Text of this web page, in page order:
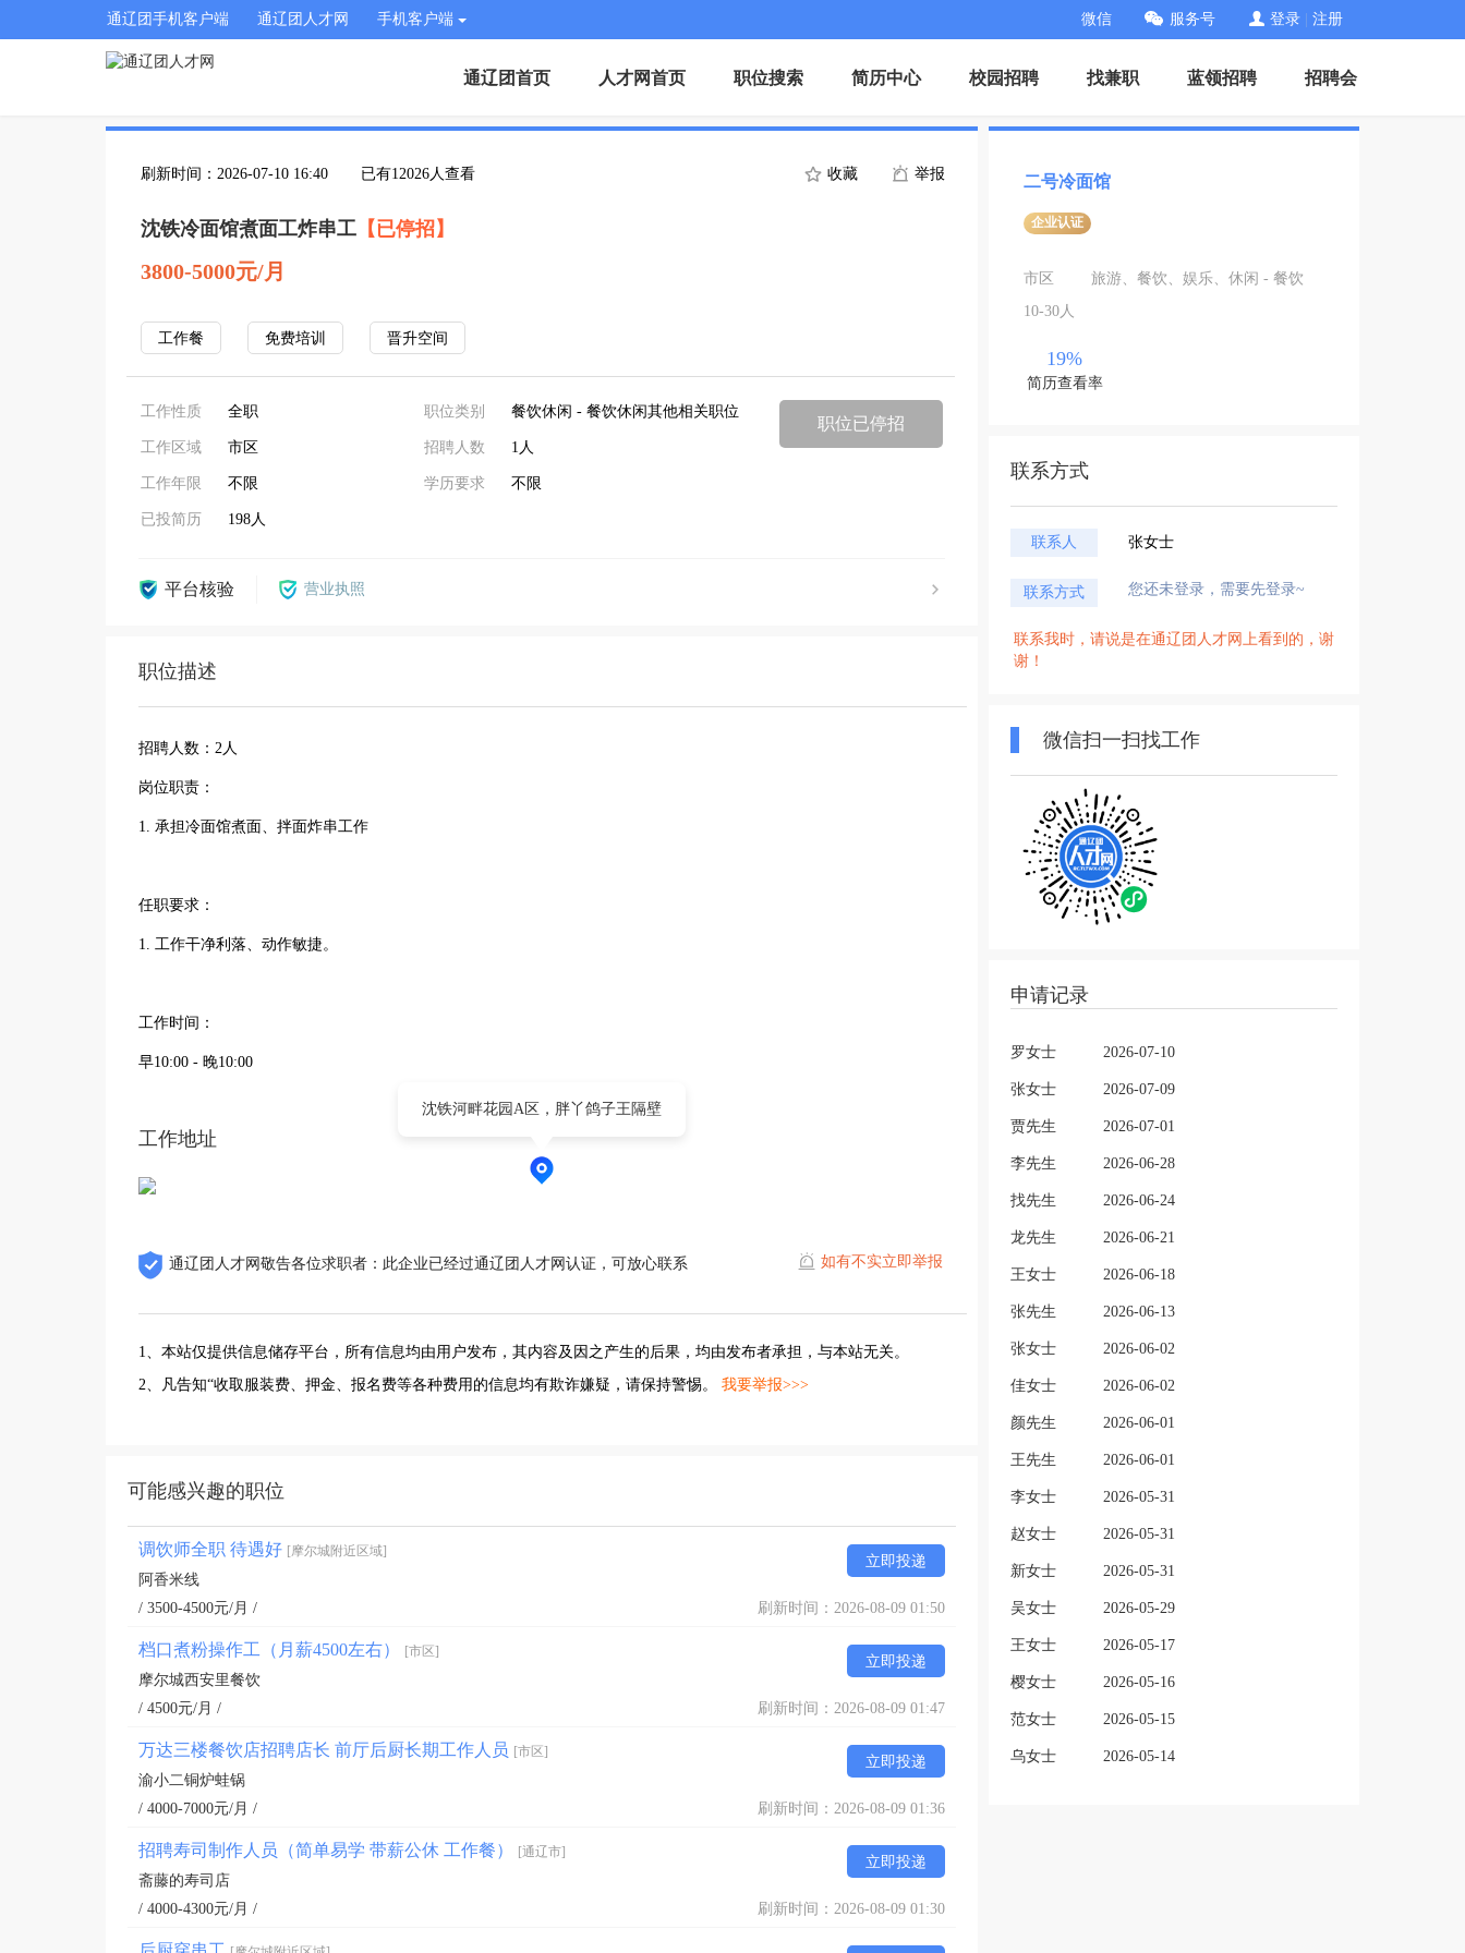
通辽团手机客户端 通辽团人才网 手机客户端 微信 服务号 登录 注册
通辽团首页 人才网首页 职位搜索 简历中心 校园招聘 找兼职 蓝领招聘 招聘会
刷新时间：2026-07-10 16:40 已有12026人查看 收藏 举报
沈铁冷面馆煮面工炸串工 【已停招】
3800-5000元/月
工作餐 免费培训 晋升空间
工作性质 全职
工作区域 市区
工作年限 不限
已投简历 198人
职位类别 餐饮休闲 - 餐饮休闲其他相关职位
招聘人数 1人
学历要求 不限
职位已停招
平台核验 营业执照
职位描述
招聘人数：2人
岗位职责：
1. 承担冷面馆煮面、拌面炸串工作
任职要求：
1. 工作干净利落、动作敏捷。
工作时间：
早10:00 - 晚10:00
工作地址
沈铁河畔花园A区，胖丫鸽子王隔壁
通辽团人才网敬告各位求职者：此企业已经过通辽团人才网认证，可放心联系 如有不实立即举报
1、本站仅提供信息储存平台，所有信息均由用户发布，其内容及因之产生的后果，均由发布者承担，与本站无关。
2、凡告知“收取服装费、押金、报名费等各种费用的信息均有欺诈嫌疑，请保持警惕。 我要举报>>>
可能感兴趣的职位
调饮师全职 待遇好 [摩尔城附近区域]
立即投递
阿香米线
/ 3500-4500元/月 /
刷新时间：2026-08-09 01:50
档口煮粉操作工（月薪4500左右） [市区]
立即投递
摩尔城西安里餐饮
/ 4500元/月 /
刷新时间：2026-08-09 01:47
万达三楼餐饮店招聘店长 前厅后厨长期工作人员 [市区]
立即投递
渝小二铜炉蛙锅
/ 4000-7000元/月 /
刷新时间：2026-08-09 01:36
招聘寿司制作人员（简单易学 带薪公休 工作餐） [通辽市]
立即投递
斋藤的寿司店
/ 4000-4300元/月 /
刷新时间：2026-08-09 01:30
二号冷面馆
企业认证
市区
旅游、餐饮、娱乐、休闲 - 餐饮
10-30人
19%
简历查看率
联系方式
联系人 张女士
联系方式 您还未登录，需要先登录~
联系我时，请说是在通辽团人才网上看到的，谢
谢！
微信扫一扫找工作
申请记录
罗女士 2026-07-10
张女士 2026-07-09
贾先生 2026-07-01
李先生 2026-06-28
找先生 2026-06-24
龙先生 2026-06-21
王女士 2026-06-18
张先生 2026-06-13
张女士 2026-06-02
佳女士 2026-06-02
颜先生 2026-06-01
王先生 2026-06-01
李女士 2026-05-31
赵女士 2026-05-31
新女士 2026-05-31
吴女士 2026-05-29
王女士 2026-05-17
樱女士 2026-05-16
范女士 2026-05-15
乌女士 2026-05-14